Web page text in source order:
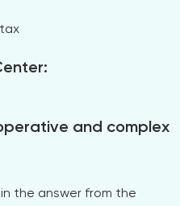
and complex
the answer from the